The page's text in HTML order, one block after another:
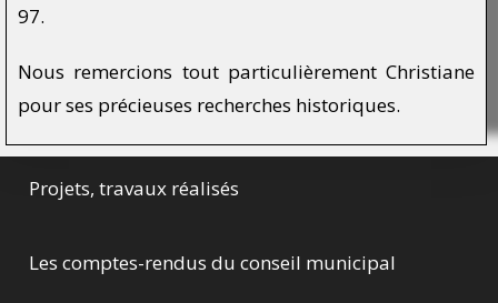
97.
Nous remercions tout particulièrement Christiane
pour ses précieuses recherches historiques.
Projets, travaux réalisés
Les comptes-rendus du conseil municipal